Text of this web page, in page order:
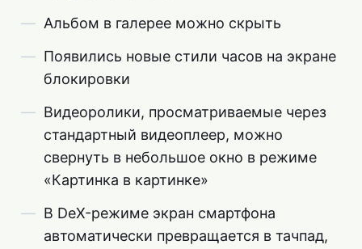
Альбом в галерее можно скрыть
Появились новые стили часов на экране
блокировки
Видеоролики, просматриваемые через
стандартный видеоплеер, можно
свернуть в небольшое окно в режиме
«Картинка в картинке»
В DeX-режиме экран смартфона
автоматически превращается в тачпад,